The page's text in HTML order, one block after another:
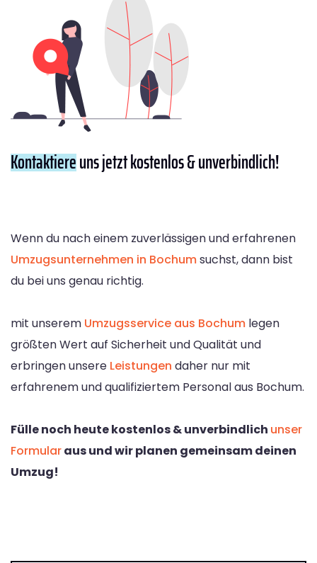
Kontaktiereuns jetzt kostenlos & unverbindlich!
Wenn du nach einem zuverlässigen und erfahrenen
Umzugsunternehmen in Bochumsuchst, dann bist
du bei uns genau richtig.
mit unserem Umzugsservice aus Bochum legen
größten Wert auf Sicherheit und Qualität und
erbringen unsere Leistungen daher nur mit
erfahrenem und qualifiziertem Personal aus Bochum.
Fülle noch heute kostenlos & unverbindlich unser
Formularaus und wir planen gemeinsam deinen
Umzug!